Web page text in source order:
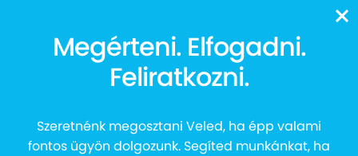
Csudibogár Club
Megérteni. Elfogadni.
Feliratkozni.
Szeretnénk megosztani Veled, ha épp valami
fontos ügyön dolgozunk. Segíted munkánkat, ha